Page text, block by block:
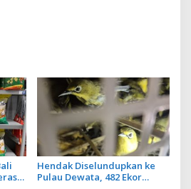
Hendak Diselundupkan ke
Pulau Dewata, 482 Ekor